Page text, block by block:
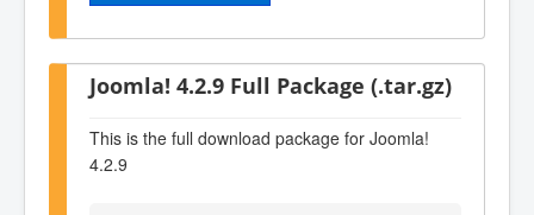
Joomla! 4.2.9 Full Package (.tar.gz)
This is the full download package for Joomla!
4.2.9